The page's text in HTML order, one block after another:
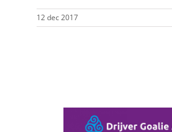
12 dec 2017